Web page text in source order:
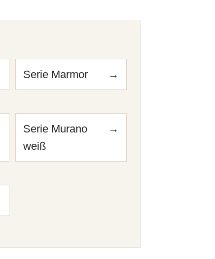
Serie Marmor →
Serie Murano
weiß
→